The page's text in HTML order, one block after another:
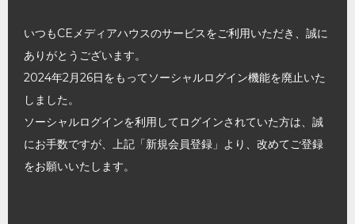
いつもCEメディアハウスのサービスをご利用いただき、誠に
ありがとうございます。
2024年2月26日をもってソーシャルログイン機能を廃止いた
しました。
ソーシャルログインを利用してログインされていた方は、誠
にお手数ですが、上記「新規会員登録」より、改めてご登録
をお願いいたします。